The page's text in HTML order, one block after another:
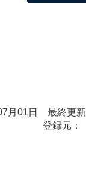
月01日 最終更新
登録元：